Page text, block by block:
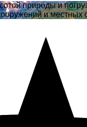
природы и
и местных